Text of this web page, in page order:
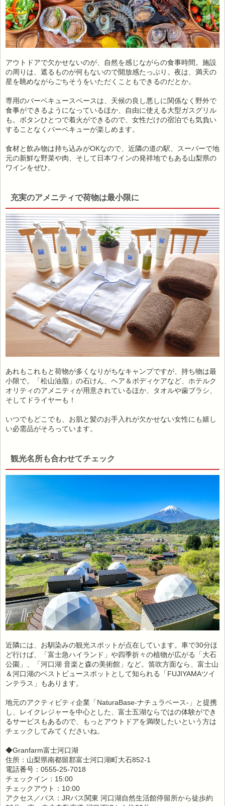
アウトドアで欠かせないのが、自然を感じながらの食事時間。施設
の周りは、遮るものが何もないので開放感たっぷり。夜は、満天の
星を眺めながらごちそうをいただくこともできるのだとか。
専用のバーベキュースペースは、天候の良し悪しに関係なく野外で
食事ができるようになっているほか、自由に使える大型ガスグリル
も。ボタンひとつで着火ができるので、女性だけの宿泊でも気負い
することなくバーベキューが楽しめます。
食材と飲み物は持ち込みがOKなので、近隣の道の駅、スーパーで地
元の新鮮な野菜や肉、そして日本ワインの発祥地でもある山梨県の
ワインをぜひ。
充実のアメニティで荷物は最小限に
あれもこれもと荷物が多くなりがちなキャンプですが、持ち物は最
小限で。「松山油脂」の石けん、ヘア＆ボディケアなど、ホテルク
オリティのアメニティが用意されているほか、タオルや歯ブラシ、
そしてドライヤーも！
いつでもどこでも、お肌と髪のお手入れが欠かせない女性にも嬉し
い必需品がそろっています。
観光名所も合わせてチェック
近隣には、お馴染みの観光スポットが点在しています。車で30分ほ
ど行けば、「富士急ハイランド」や四季折々の植物が広がる「大石
公園」、「河口湖 音楽と森の美術館」など。笛吹方面なら、富士山
＆河口湖のベストビュースポットとして知られる「FUJIYAMAツイ
ンテラス」もあります。
地元のアクティビティ企業「NaturaBase-ナチュラベース-」と提携
し、レイクレジャーを中心とした、富士五湖ならではの体験ができ
るサービスもあるので、もっとアウトドアを満喫したいという方は
チェックしてみてくださいね。
◆Granfarm富士河口湖
住所：山梨県南都留郡富士河口湖町大石852-1
電話番号：0555-25-7018
チェックイン：15:00
チェックアウト：10:00
アクセス／バス：JRバス関東 河口湖自然生活館停留所から徒歩約